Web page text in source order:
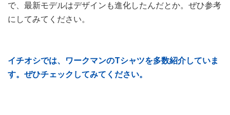
で、最新モデルはデザインも進化したんだとか。ぜひ参考
にしてみてください。
イチオシでは、ワークマンのTシャツを多数紹介していま
す。ぜひチェックしてみてください。